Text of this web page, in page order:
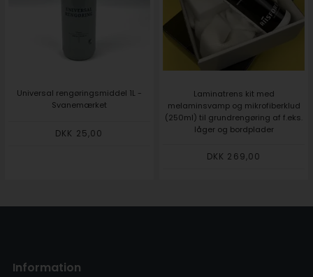
Universal rengøringsmiddel 1L -
Svanemærket
DKK 25,00
Laminatrens kit med
melaminsvamp og mikrofiberklud
(250ml) til grundrengøring af f.eks.
låger og bordplader
DKK 269,00
Information